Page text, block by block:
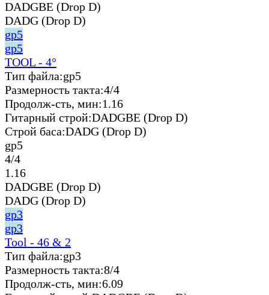
DADGBE (Drop D)
DADG (Drop D)
gp5
gp5
TOOL - 4°
Тип файла:gp5
Размерность такта:4/4
Продолж-сть, мин:1.16
Гитарный строй:DADGBE (Drop D)
Строй баса:DADG (Drop D)
gp5
4/4
1.16
DADGBE (Drop D)
DADG (Drop D)
gp3
gp3
Tool - 46 & 2
Тип файла:gp3
Размерность такта:8/4
Продолж-сть, мин:6.09